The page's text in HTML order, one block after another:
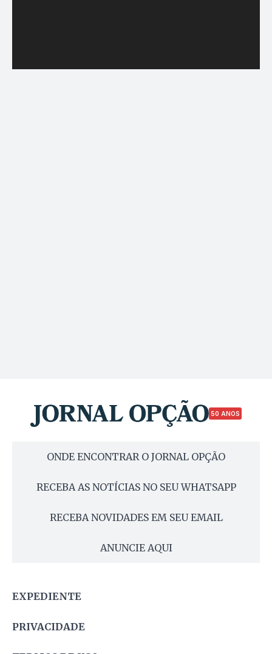
50 ANOS
ONDE ENCONTRAR O JORNAL OPÇÃO
RECEBA AS NOTÍCIAS NO SEU WHATSAPP
RECEBA NOVIDADES EM SEU EMAIL
ANUNCIE AQUI
EXPEDIENTE
PRIVACIDADE